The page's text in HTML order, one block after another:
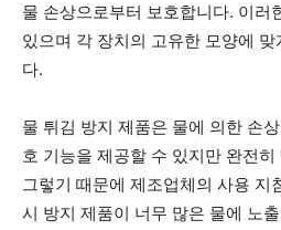
물 손상으로부터 보호합니다. 이러
있으며 각 장치의 고유한 모양에
다.
물 튀김 방지 제품은 물에 의한 손
호 기능을 제공할 수 있지만 완전
그렇기 때문에 제조업체의 사용 지
시 방지 제품이 너무 많은 물에 노